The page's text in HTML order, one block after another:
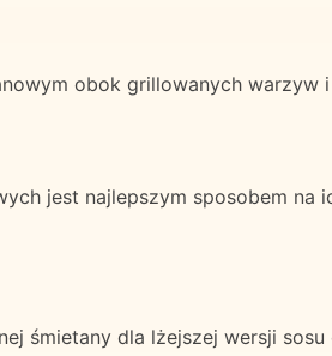
obok grillowanych warzyw
jest najlepszym sposobem
śmietany dla lżejszej wersji sosu